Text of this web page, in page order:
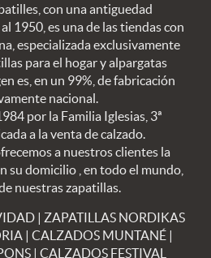
con una antiguedad
1950, es una de las tiendas con
especializada exclusivamente
para el hogar y alpargatas
es, en un 99%, de fabricación
nacional.
por la Familia Iglesias, 3ª
a la venta de calzado.
a nuestros clientes la
su domicilio , en todo el mundo,
nuestras zapatillas.
| ZAPATILLAS NORDIKAS
| CALZADOS MUNTANÉ|
| CALZADOS FESTIVAL